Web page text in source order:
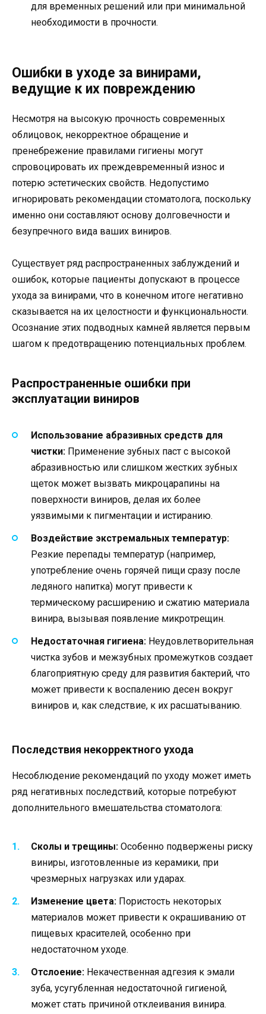
для временных решений или при минимальной
необходимости в прочности.
Ошибки в уходе за винирами,
ведущие к их повреждению
Несмотря на высокую прочность современных
облицовок, некорректное обращение и
пренебрежение правилами гигиены могут
спровоцировать их преждевременный износ и
потерю эстетических свойств. Недопустимо
игнорировать рекомендации стоматолога, поскольку
именно они составляют основу долговечности и
безупречного вида ваших виниров.
Существует ряд распространенных заблуждений и
ошибок, которые пациенты допускают в процессе
ухода за винирами, что в конечном итоге негативно
сказывается на их целостности и функциональности.
Осознание этих подводных камней является первым
шагом к предотвращению потенциальных проблем.
Распространенные ошибки при
эксплуатации виниров
Использование абразивных средств для
чистки: Применение зубных паст с высокой
абразивностью или слишком жестких зубных
щеток может вызвать микроцарапины на
поверхности виниров, делая их более
уязвимыми к пигментации и истиранию.
Воздействие экстремальных температур:
Резкие перепады температур (например,
употребление очень горячей пищи сразу после
ледяного напитка) могут привести к
термическому расширению и сжатию материала
винира, вызывая появление микротрещин.
Недостаточная гигиена: Неудовлетворительная
чистка зубов и межзубных промежутков создает
благоприятную среду для развития бактерий, что
может привести к воспалению десен вокруг
виниров и, как следствие, к их расшатыванию.
Последствия некорректного ухода
Несоблюдение рекомендаций по уходу может иметь
ряд негативных последствий, которые потребуют
дополнительного вмешательства стоматолога:
Сколы и трещины: Особенно подвержены риску
виниры, изготовленные из керамики, при
чрезмерных нагрузках или ударах.
Изменение цвета: Пористость некоторых
материалов может привести к окрашиванию от
пищевых красителей, особенно при
недостаточном уходе.
Отслоение: Некачественная адгезия к эмали
зуба, усугубленная недостаточной гигиеной,
может стать причиной отклеивания винира.